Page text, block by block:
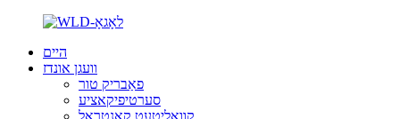
היים
וועגן אונדז
פאַבריק טור
סערטיפיקאציע
קוואַליטעט קאָנטראָל